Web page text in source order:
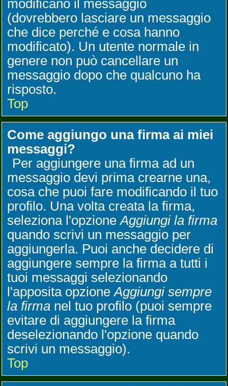
modificano il messaggio
(dovrebbero lasciare un messaggio
che dice perché e cosa hanno
modificato). Un utente normale in
genere non può cancellare un
messaggio dopo che qualcuno ha
risposto.
Top
Come aggiungo una firma ai miei
messaggi?
Per aggiungere una firma ad un
messaggio devi prima crearne una,
cosa che puoi fare modificando il tuo
profilo. Una volta creata la firma,
seleziona l'opzioneAggiungi la firma
quando scrivi un messaggio per
aggiungerla. Puoi anche decidere di
aggiungere sempre la firma a tutti i
tuoi messaggi selezionando
l'apposita opzioneAggiungi sempre
la firma nel tuo profilo (puoi sempre
evitare di aggiungere la firma
deselezionando l'opzione quando
scrivi un messaggio).
Top